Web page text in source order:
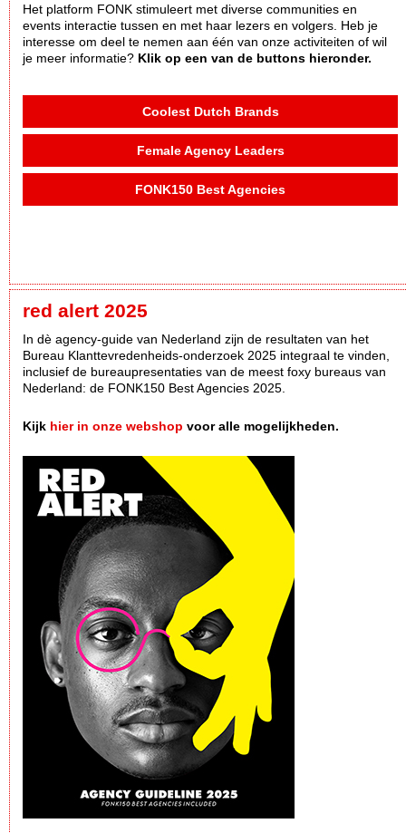
Het platform FONK stimuleert met diverse communities en
events interactie tussen en met haar lezers en volgers. Heb je
interesse om deel te nemen aan één van onze activiteiten of wil
je meer informatie? Klik op een van de buttons hieronder.
Coolest Dutch Brands
Female Agency Leaders
FONK150 Best Agencies
red alert 2025
In dè agency-guide van Nederland zijn de resultaten van het
Bureau Klanttevredenheids-onderzoek 2025 integraal te vinden,
inclusief de bureaupresentaties van de meest foxy bureaus van
Nederland: de FONK150 Best Agencies 2025.
Kijk hier in onze webshop voor alle mogelijkheden.